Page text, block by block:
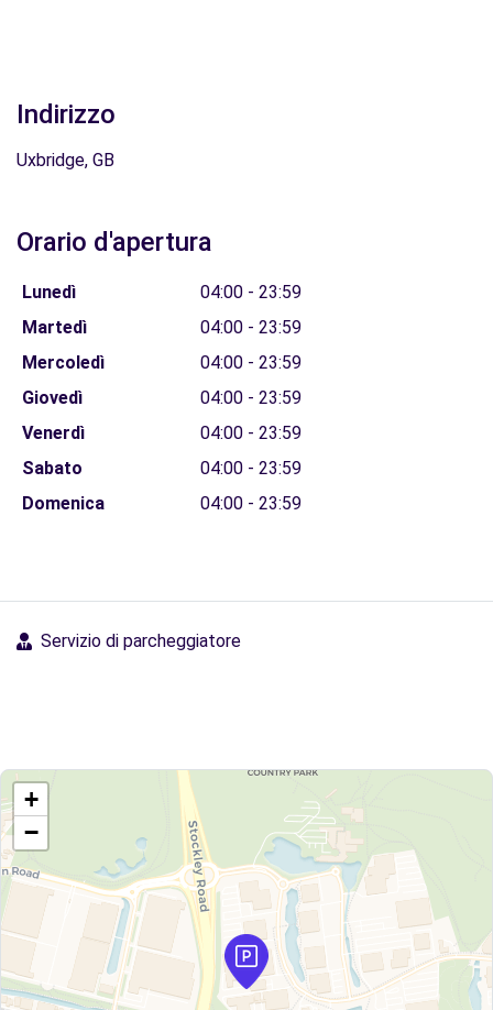
Indirizzo
Uxbridge, GB
Orario d'apertura
Lunedì
04:00 - 23:59
Martedì
04:00 - 23:59
Mercoledì
04:00 - 23:59
Giovedì
04:00 - 23:59
Venerdì
04:00 - 23:59
Sabato
04:00 - 23:59
Domenica
04:00 - 23:59
Servizio di parcheggiatore
+
−